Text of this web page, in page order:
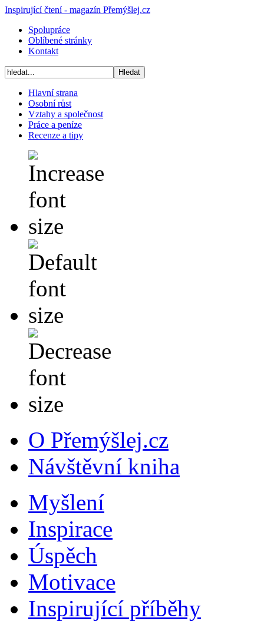
Inspirující čtení - magazín Přemýšlej.cz
Spolupráce
Oblíbené stránky
Kontakt
Hlavní strana
Osobní růst
Vztahy a společnost
Práce a peníze
Recenze a tipy
O Přemýšlej.cz
Návštěvní kniha
Myšlení
Inspirace
Úspěch
Motivace
Inspirující příběhy